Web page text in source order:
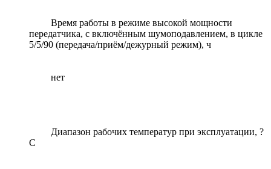
Время работы в режиме высокой мощности
передатчика, с включённым шумоподавлением, в цикле
5/5/90 (передача/приём/дежурный режим), ч
нет
Диапазон рабочих температур при эксплуатации, ?
С